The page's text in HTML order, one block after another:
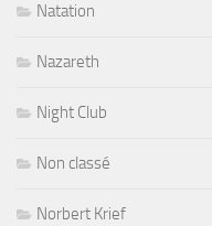
Natation
Nazareth
Night Club
Non classé
Norbert Krief